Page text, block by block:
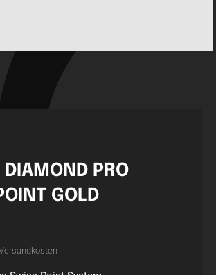
DIAMOND PRO
GOLD